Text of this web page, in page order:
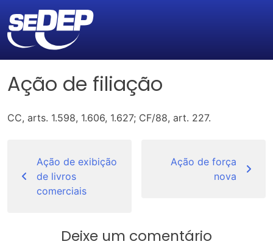
Ação de filiação
CC, arts. 1.598, 1.606, 1.627; CF/88, art. 227.
Post
Ação de exibição
de livros
comerciais
Ação de força
nova
Deixe um comentário